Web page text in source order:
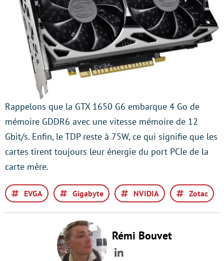
Rappelons que la GTX 1650 G6 embarque 4 Go de
mémoire GDDR6 avec une vitesse mémoire de 12
Gbit/s. Enfin, le TDP reste à 75W, ce qui signifie que les
cartes tirent toujours leur énergie du port PCIe de la
carte mère.
EVGA Gigabyte NVIDIA Zotac
Rémi Bouvet